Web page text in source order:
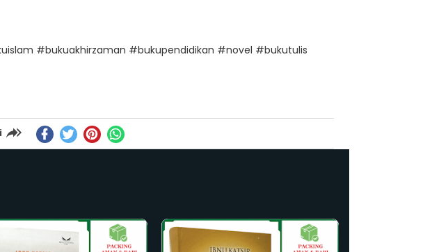
#bukuakhirzaman #bukupendidikan #novel #bukutulis